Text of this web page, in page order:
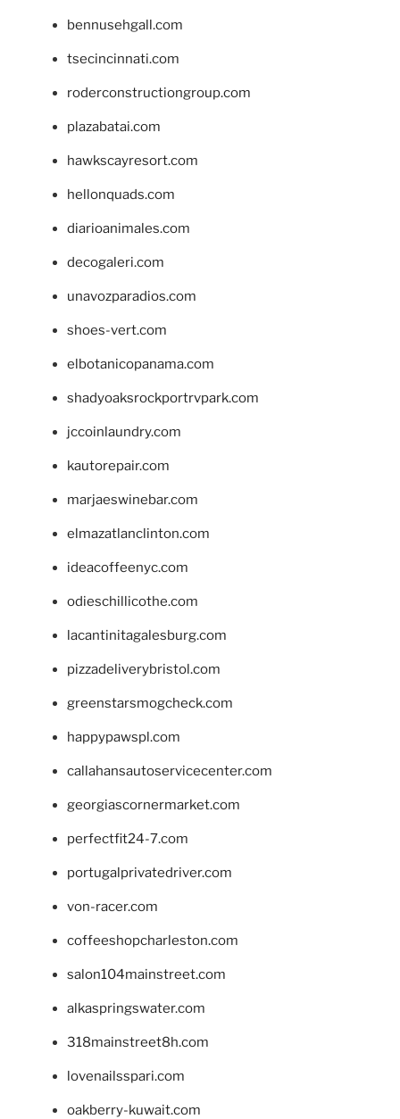
bennusehgall.com
tsecincinnati.com
roderconstructiongroup.com
plazabatai.com
hawkscayresort.com
hellonquads.com
diarioanimales.com
decogaleri.com
unavozparadios.com
shoes-vert.com
elbotanicopanama.com
shadyoaksrockportrvpark.com
jccoinlaundry.com
kautorepair.com
marjaeswinebar.com
elmazatlanclinton.com
ideacoffeenyc.com
odieschillicothe.com
lacantinitagalesburg.com
pizzadeliverybristol.com
greenstarsmogcheck.com
happypawspl.com
callahansautoservicecenter.com
georgiascornermarket.com
perfectfit24-7.com
portugalprivatedriver.com
von-racer.com
coffeeshopcharleston.com
salon104mainstreet.com
alkaspringswater.com
318mainstreet8h.com
lovenailsspari.com
oakberry-kuwait.com